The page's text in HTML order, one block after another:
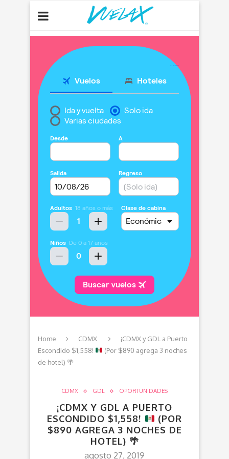
Home CDMX
¡CDMX y GDL a Puerto
Escondido $1,558!
(Por $890 agrega 3 noches
de hotel) 🌴
CDMX GDL OPORTUNIDADES
¡CDMX Y GDL A PUERTO
ESCONDIDO $1,558!
(POR
$890 AGREGA 3 NOCHES DE
HOTEL) 🌴
agosto 27, 2019